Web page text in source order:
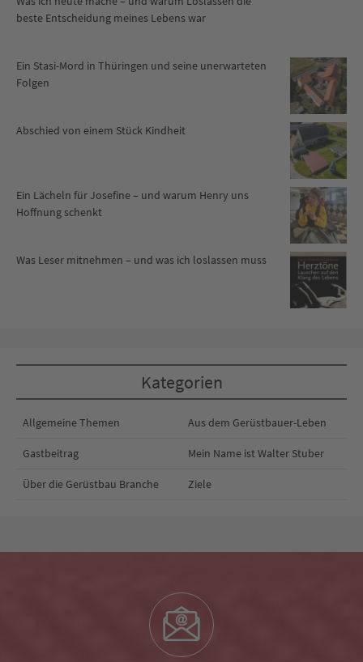
beste Entscheidung meines Lebens war
Ein Stasi-Mord in Thüringen und seine unerwarteten
Folgen
Abschied von einem Stück Kindheit
Ein Lächeln für Josefine – und warum Henry uns
Hoffnung schenkt
Was Leser mitnehmen – und was ich loslassen muss
Kategorien
Allgemeine Themen Aus dem Gerüstbauer-Leben
Gastbeitrag Mein Name ist Walter Stuber
Über die Gerüstbau Branche Ziele